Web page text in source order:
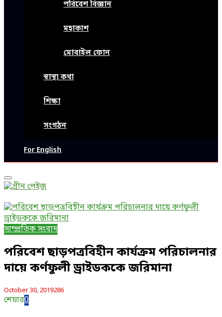
পরিবেশ বিজ্ঞান
মহাকাশ
মোবাইল ফোন
স্বাস্থ্য কথা
শিক্ষা
সংগঠন
For English
Primary
Menu
সাম্প্রতিক সংবাদ
পরিবেশ ছাড়পত্রবিহীন কার্যক্রম পরিচালনার
দায়ে কর্ণফুলী ড্রাইডককে জরিমানা
October 30, 2019286
শেয়ার0